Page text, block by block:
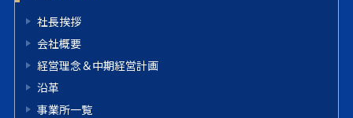
社長挨拶
会社概要
経営理念＆中期経営計画
沿革
事業所一覧